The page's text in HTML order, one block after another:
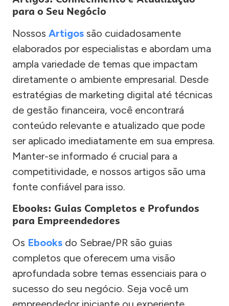
para o Seu Negócio
Nossos Artigos são cuidadosamente
elaborados por especialistas e abordam uma
ampla variedade de temas que impactam
diretamente o ambiente empresarial. Desde
estratégias de marketing digital até técnicas
de gestão financeira, você encontrará
conteúdo relevante e atualizado que pode
ser aplicado imediatamente em sua empresa.
Manter-se informado é crucial para a
competitividade, e nossos artigos são uma
fonte confiável para isso.
Ebooks: Guias Completos e Profundos
para Empreendedores
Os Ebooks do Sebrae/PR são guias
completos que oferecem uma visão
aprofundada sobre temas essenciais para o
sucesso do seu negócio. Seja você um